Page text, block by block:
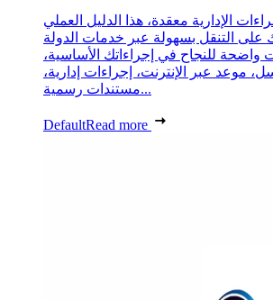
الإدارية معقدة، هذا الدليل العملي
على التنقل بسهولة عبر خدمات الدولة
للنجاح في إجراءاتك الأساسية،
موعد عبر الإنترنت، إجراءات إدارية،
مستندات رسمية...
DefaultRead more